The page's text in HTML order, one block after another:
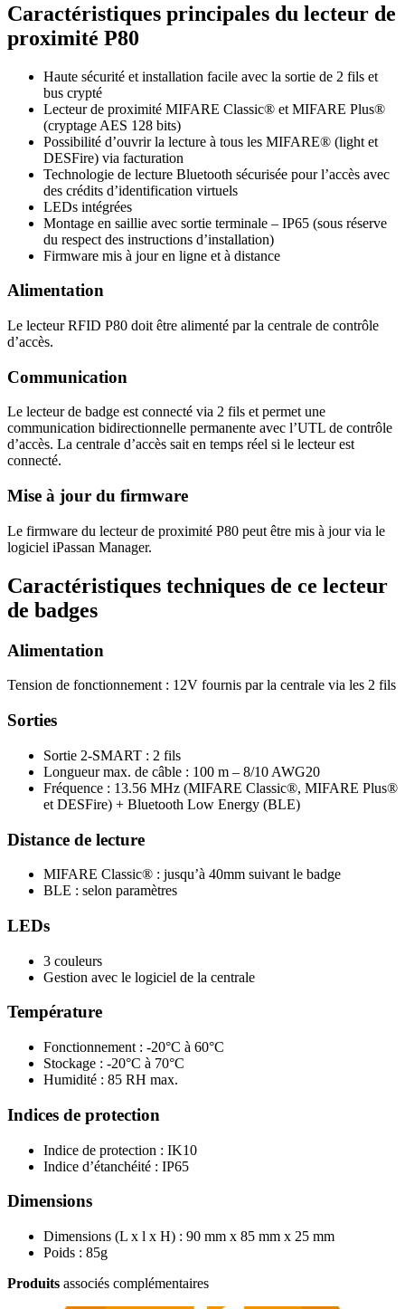
Caractéristiques principales du lecteur de
proximité P80
Haute sécurité et installation facile avec la sortie de 2 fils et
bus crypté
Lecteur de proximité MIFARE Classic® et MIFARE Plus®
(cryptage AES 128 bits)
Possibilité d’ouvrir la lecture à tous les MIFARE® (light et
DESFire) via facturation
Technologie de lecture Bluetooth sécurisée pour l’accès avec
des crédits d’identification virtuels
LEDs intégrées
Montage en saillie avec sortie terminale – IP65 (sous réserve
du respect des instructions d’installation)
Firmware mis à jour en ligne et à distance
Alimentation
Le lecteur RFID P80 doit être alimenté par la centrale de contrôle
d’accès.
Communication
Le lecteur de badge est connecté via 2 fils et permet une
communication bidirectionnelle permanente avec l’UTL de contrôle
d’accès. La centrale d’accès sait en temps réel si le lecteur est
connecté.
Mise à jour du firmware
Le firmware du lecteur de proximité P80 peut être mis à jour via le
logiciel iPassan Manager.
Caractéristiques techniques de ce lecteur
de badges
Alimentation
Tension de fonctionnement : 12V fournis par la centrale via les 2 fils
Sorties
Sortie 2-SMART : 2 fils
Longueur max. de câble : 100 m – 8/10 AWG20
Fréquence : 13.56 MHz (MIFARE Classic®, MIFARE Plus®
et DESFire) + Bluetooth Low Energy (BLE)
Distance de lecture
MIFARE Classic® : jusqu’à 40mm suivant le badge
BLE : selon paramètres
LEDs
3 couleurs
Gestion avec le logiciel de la centrale
Température
Fonctionnement : -20°C à 60°C
Stockage : -20°C à 70°C
Humidité : 85 RH max.
Indices de protection
Indice de protection : IK10
Indice d’étanchéité : IP65
Dimensions
Dimensions (L x l x H) : 90 mm x 85 mm x 25 mm
Poids : 85g
Produits associés complémentaires